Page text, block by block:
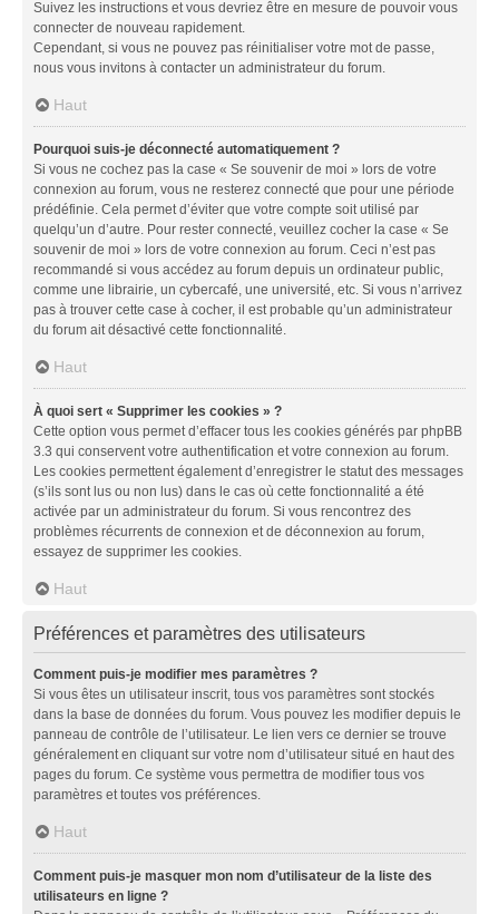
Suivez les instructions et vous devriez être en mesure de pouvoir vous
connecter de nouveau rapidement.
Cependant, si vous ne pouvez pas réinitialiser votre mot de passe,
nous vous invitons à contacter un administrateur du forum.
Haut
Pourquoi suis-je déconnecté automatiquement ?
Si vous ne cochez pas la case « Se souvenir de moi » lors de votre
connexion au forum, vous ne resterez connecté que pour une période
prédéfinie. Cela permet d’éviter que votre compte soit utilisé par
quelqu’un d’autre. Pour rester connecté, veuillez cocher la case « Se
souvenir de moi » lors de votre connexion au forum. Ceci n’est pas
recommandé si vous accédez au forum depuis un ordinateur public,
comme une librairie, un cybercafé, une université, etc. Si vous n’arrivez
pas à trouver cette case à cocher, il est probable qu’un administrateur
du forum ait désactivé cette fonctionnalité.
Haut
À quoi sert « Supprimer les cookies » ?
Cette option vous permet d’effacer tous les cookies générés par phpBB
3.3 qui conservent votre authentification et votre connexion au forum.
Les cookies permettent également d’enregistrer le statut des messages
(s’ils sont lus ou non lus) dans le cas où cette fonctionnalité a été
activée par un administrateur du forum. Si vous rencontrez des
problèmes récurrents de connexion et de déconnexion au forum,
essayez de supprimer les cookies.
Haut
Préférences et paramètres des utilisateurs
Comment puis-je modifier mes paramètres ?
Si vous êtes un utilisateur inscrit, tous vos paramètres sont stockés
dans la base de données du forum. Vous pouvez les modifier depuis le
panneau de contrôle de l’utilisateur. Le lien vers ce dernier se trouve
généralement en cliquant sur votre nom d’utilisateur situé en haut des
pages du forum. Ce système vous permettra de modifier tous vos
paramètres et toutes vos préférences.
Haut
Comment puis-je masquer mon nom d’utilisateur de la liste des
utilisateurs en ligne ?